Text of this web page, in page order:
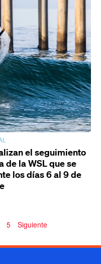
el seguimiento
de la WSL que se
los días 6 al 9 de
5 Siguiente